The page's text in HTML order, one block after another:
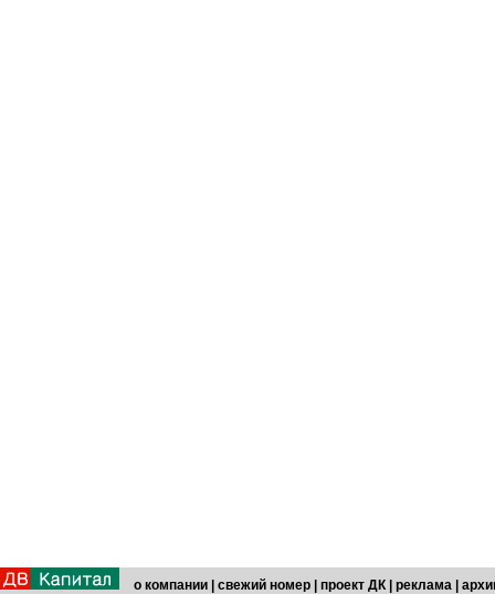
о компании свежий номер проект ДК реклама